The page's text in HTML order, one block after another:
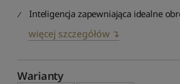
Inteligencja zapewniająca idealne
więcej szczegółów ↴
Warianty